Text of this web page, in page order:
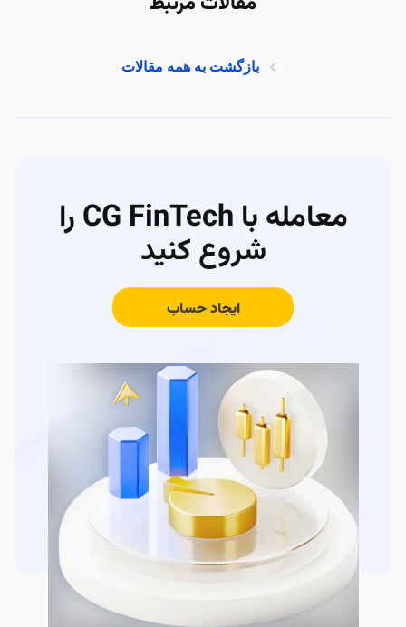
بازگشت به همه مقالات
معامله با CG FinTech را
شروع کنید
ایجاد حساب